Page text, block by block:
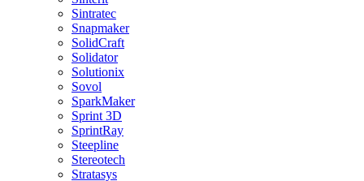
Sintratec
Snapmaker
SolidCraft
Solidator
Solutionix
Sovol
SparkMaker
Sprint 3D
SprintRay
Steepline
Stereotech
Stratasys